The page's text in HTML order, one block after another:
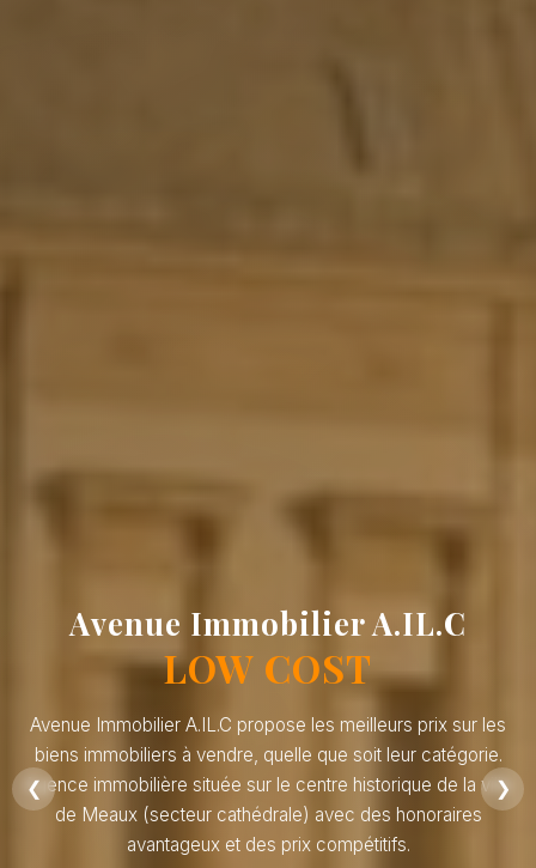
❮ ❯
Avenue Immobilier A.IL.C
LOW COST
Avenue Immobilier A.IL.C propose les meilleurs prix sur les
biens immobiliers à vendre, quelle que soit leur catégorie.
Agence immobilière située sur le centre historique de la ville
de Meaux (secteur cathédrale) avec des honoraires
avantageux et des prix compétitifs.